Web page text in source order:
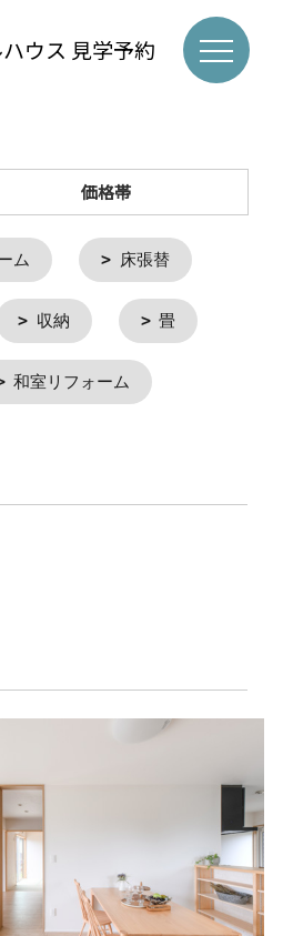
ウス 見学予約
価格帯
ム 床張替
収納 畳
和室リフォーム